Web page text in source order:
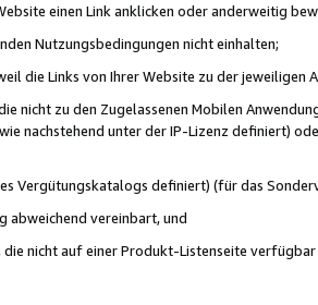
einen Link anklicken oder anderweitig
Nutzungsbedingungen nicht einhalten;
die Links von Ihrer Website zu der
nicht zu den Zugelassenen Mobilen
nachstehend unter der IP-Lizenz definiert)
Vergütungskatalogs definiert) (für das
abweichend vereinbart, und
nicht auf einer Produkt-Listenseite verfügbar